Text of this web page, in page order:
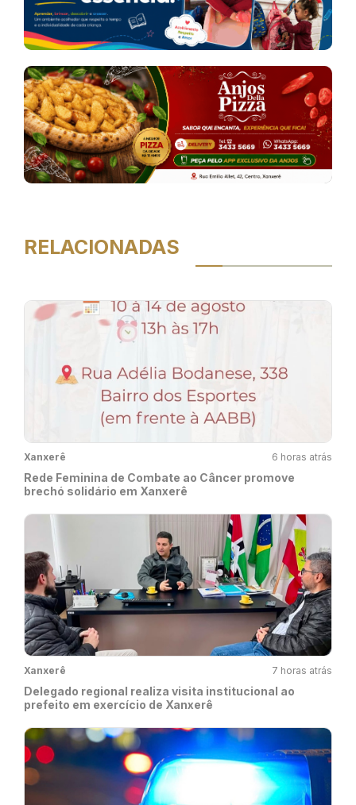
RELACIONADAS
Xanxerê 6 horas atrás
Rede Feminina de Combate ao Câncer promove
brechó solidário em Xanxerê
Xanxerê 7 horas atrás
Delegado regional realiza visita institucional ao
prefeito em exercício de Xanxerê